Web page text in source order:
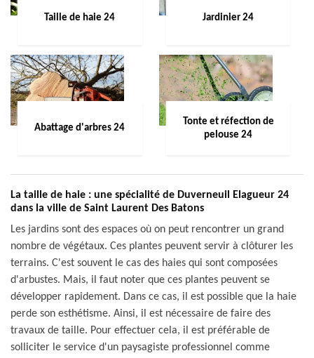
Taille de haie 24 Jardinier 24
Abattage d'arbres 24
Tonte et réfection de
pelouse 24
La taille de haie : une spécialité de Duverneuil Elagueur 24
dans la ville de Saint Laurent Des Batons
Les jardins sont des espaces où on peut rencontrer un grand
nombre de végétaux. Ces plantes peuvent servir à clôturer les
terrains. C'est souvent le cas des haies qui sont composées
d'arbustes. Mais, il faut noter que ces plantes peuvent se
développer rapidement. Dans ce cas, il est possible que la haie
perde son esthétisme. Ainsi, il est nécessaire de faire des
travaux de taille. Pour effectuer cela, il est préférable de
solliciter le service d'un paysagiste professionnel comme